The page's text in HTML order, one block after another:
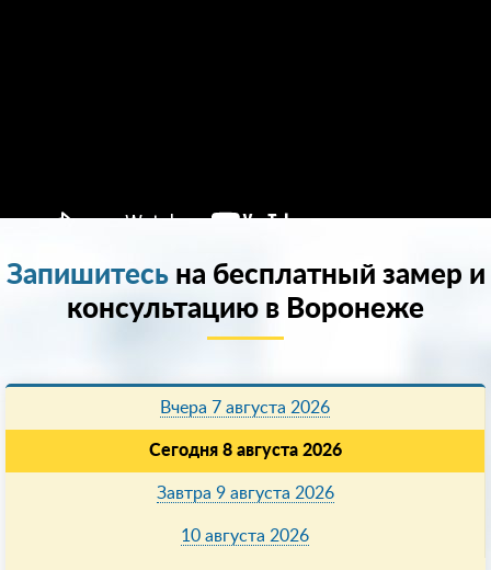
Запишитесьна бесплатный замер и
консультацию в Воронеже
Вчера 7 августа 2026
Сегодня 8 августа 2026
Завтра 9 августа 2026
10 августа 2026